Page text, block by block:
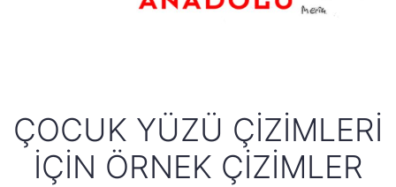
ÇOCUK YÜZÜ ÇIZIMLERI
İÇIN ÖRNEK ÇIZIMLER